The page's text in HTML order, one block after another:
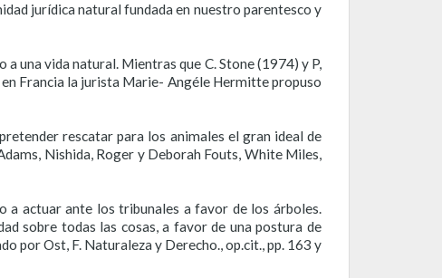
jurídica natural fundada en nuestro parentesco y
una vida natural. Mientras que C. Stone (1974) y P,
Francia la jurista Marie- Angéle Hermitte propuso
rescatar para los animales el gran ideal de
Nishida, Roger y Deborah Fouts, White Miles,
a actuar ante los tribunales a favor de los árboles.
sobre todas las cosas, a favor de una postura de
por Ost, F. Naturaleza y Derecho., op.cit., pp. 163 y